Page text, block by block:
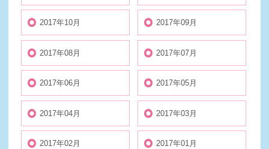
2017年10月 2017年09月
2017年08月 2017年07月
2017年06月 2017年05月
2017年04月 2017年03月
2017年02月 2017年01月